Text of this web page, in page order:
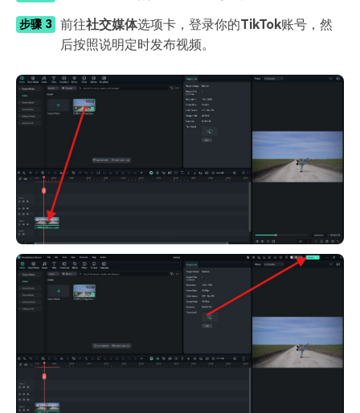
步骤 3 前往社交媒体选项卡，登录你的TikTok账号，然
后按照说明定时发布视频。